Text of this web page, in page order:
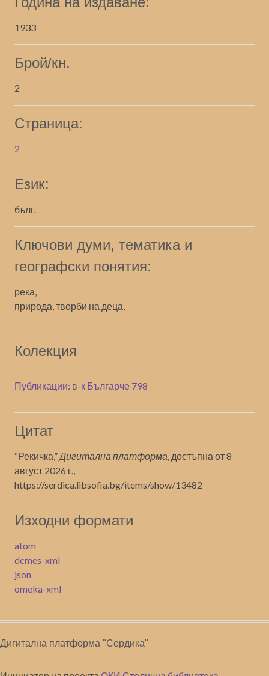
1933
Брой/кн.
2
Страница:
2
Език:
бълг.
Ключови думи, тематика и
географски понятия:
река,
природа, творби на деца,
Колекция
Публикации: в-к Българче 798
Цитат
“Рекичка,”Дигитална платформа, достъпна от 8
август 2026 г.,
https://serdica.libsofia.bg/items/show/13482
Изходни формати
atom
dcmes-xml
json
omeka-xml
Дигитална платформа "Сердика"